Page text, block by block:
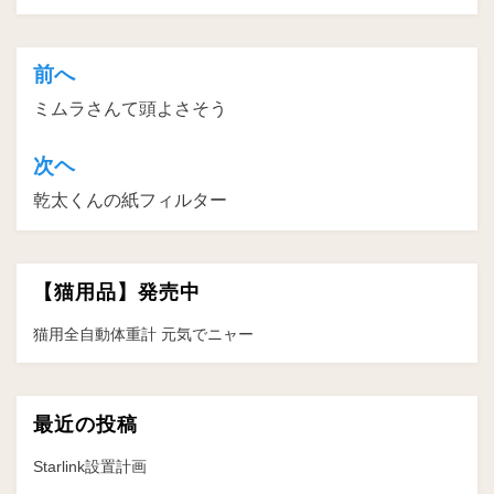
投
稿
ナ
ビ
ゲ
ー
シ
ョ
ン
前へ
ミムラさんて頭よさそう
次ヘ
乾太くんの紙フィルター
【猫用品】発売中
猫用全自動体重計 元気でニャー
最近の投稿
Starlink設置計画